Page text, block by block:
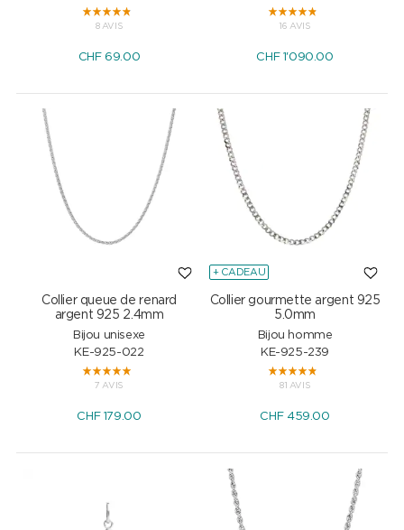
8 AVIS
CHF69.00
16 AVIS
CHF1'090.00
Collier queue de renard
argent 925 2.4mm
Bijou unisexe
KE-925-022
7 AVIS
CHF179.00
+ CADEAU
Collier gourmette argent 925
5.0mm
Bijou homme
KE-925-239
81 AVIS
CHF459.00